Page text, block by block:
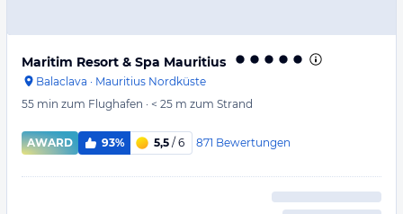
Maritim Resort & Spa Mauritius
Balaclava · Mauritius Nordküste
55 min zum Flughafen · < 25 m zum Strand
AWARD 93% 5,5 / 6 871 Bewertungen